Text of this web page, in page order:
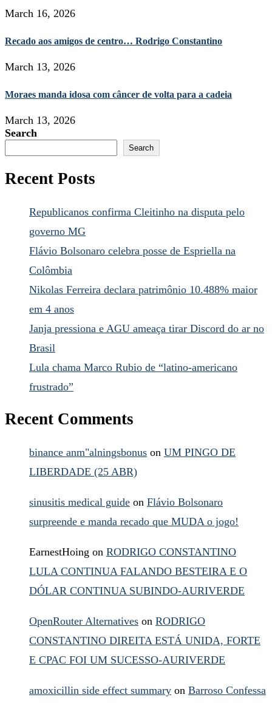
March 16, 2026
Recado aos amigos de centro… Rodrigo Constantino
March 13, 2026
Moraes manda idosa com câncer de volta para a cadeia
March 13, 2026
Search
Search
Recent Posts
Republicanos confirma Cleitinho na disputa pelo
governo MG
Flávio Bolsonaro celebra posse de Espriella na
Colômbia
Nikolas Ferreira declara patrimônio 10.488% maior
em 4 anos
Janja pressiona e AGU ameaça tirar Discord do ar no
Brasil
Lula chama Marco Rubio de “latino-americano
frustrado”
Recent Comments
binance anm"alningsbonus on UM PINGO DE
LIBERDADE (25 ABR)
sinusitis medical guide on Flávio Bolsonaro
surpreende e manda recado que MUDA o jogo!
EarnestHoing on RODRIGO CONSTANTINO
LULA CONTINUA FALANDO BESTEIRA E O
DÓLAR CONTINUA SUBINDO-AURIVERDE
OpenRouter Alternatives on RODRIGO
CONSTANTINO DIREITA ESTÁ UNIDA, FORTE
E CPAC FOI UM SUCESSO-AURIVERDE
amoxicillin side effect summary on Barroso Confessa